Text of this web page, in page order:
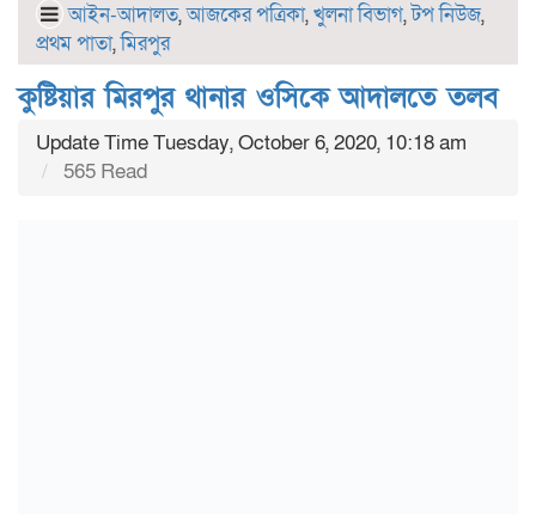
আইন-আদালত,আজকের পত্রিকা,খুলনা বিভাগ,টপ নিউজ,
প্রথম পাতা,মিরপুর
কুষ্টিয়ার মিরপুর থানার ওসিকে আদালতে তলব
Update Time Tuesday, October 6, 2020, 10:18 am
565 Read